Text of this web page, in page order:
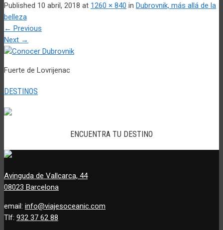
Published 10 abril, 2018 at 1260 × 840 in Dubrovnik, más allá de la
belleza
← Previous
Next →
Fuerte de Lovrijenac
DESTINOS
ENCUENTRA TU DESTINO
Avinguda de Vallcarca, 44
08023 Barcelona
email: info@viajesoceanic.com
Tlf: 932 37 62 88